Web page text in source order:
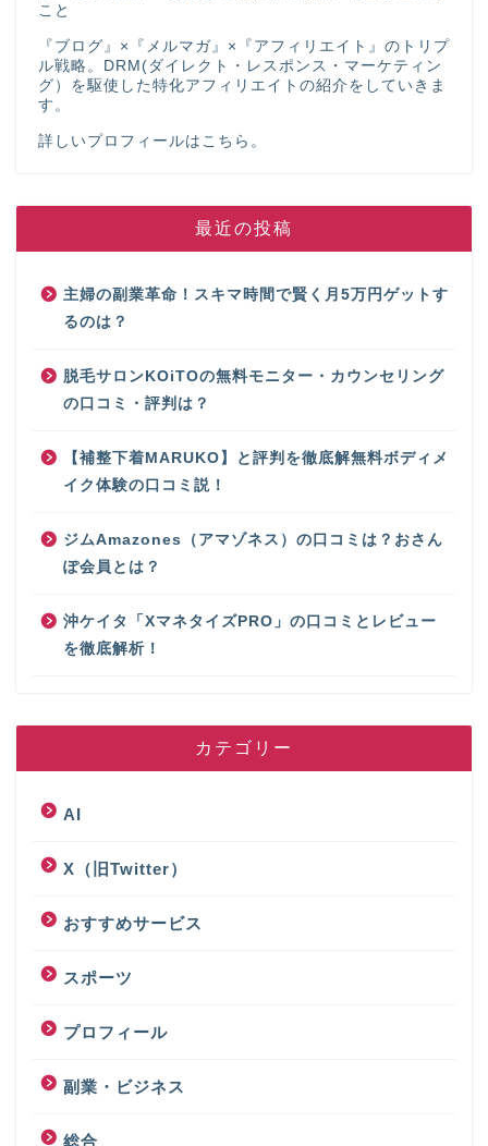
こと
『ブログ』×『メルマガ』×『アフィリエイト』のトリプ
ル戦略。DRM(ダイレクト・レスポンス・マーケティン
グ）を駆使した特化アフィリエイトの紹介をしていきま
す。
詳しいプロフィールは こちら 。
最近の投稿
主婦の副業革命！スキマ時間で賢く月5万円ゲットす
るのは？
脱毛サロンKOiTOの無料モニター・カウンセリング
の口コミ・評判は？
【補整下着MARUKO】と評判を徹底解無料ボディメ
イク体験の口コミ説！
ジムAmazones（アマゾネス）の口コミは？おさん
ぽ会員とは？
沖ケイタ「XマネタイズPRO」の口コミとレビュー
を徹底解析！
カテゴリー
AI
X（旧Twitter）
おすすめサービス
スポーツ
プロフィール
副業・ビジネス
総合